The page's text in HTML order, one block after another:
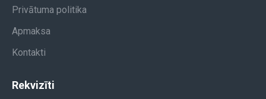
Privātuma politika
Apmaksa
Kontakti
Rekvizīti